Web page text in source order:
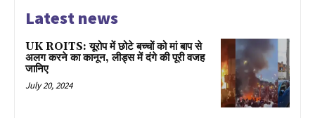
Latest news
UK ROITS: यूरोप में छोटे बच्चों को मां बाप से
अलग करने का कानून, लीड्स में दंगे की पूरी वजह
जानिए
July 20, 2024